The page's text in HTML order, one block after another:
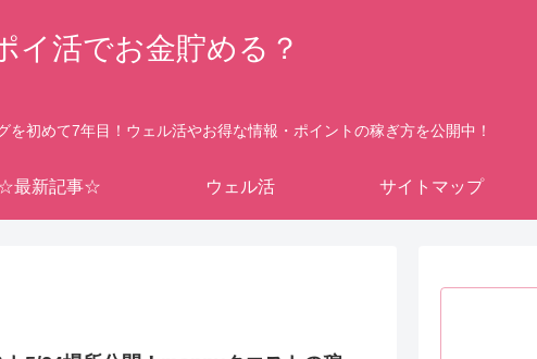
イ活でお金貯める？
を初めて7年目！ウェル活やお得な情報・ポイントの稼ぎ方を公開中！
最新記事☆ ウェル活 サイトマップ